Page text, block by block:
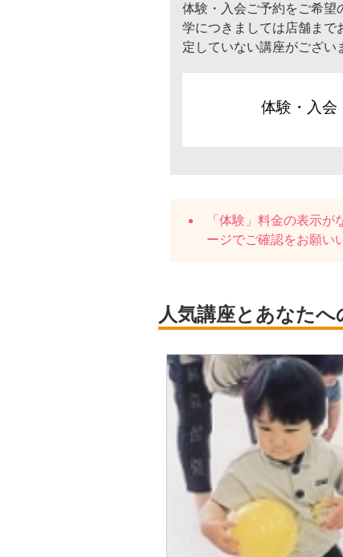
体験・入会ご予約をご希望
学につきましては店舗まで
定していない講座がござい
体験・入会
「体験」料金の表示
ージでご確認をお願い